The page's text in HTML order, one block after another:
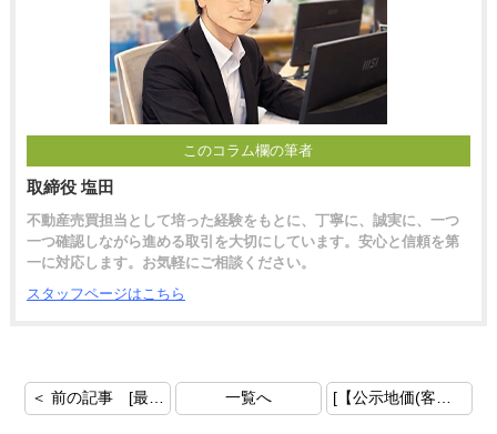
このコラム欄の筆者
取締役 塩田
不動産売買担当として培った経験をもとに、丁寧に、誠実に、一つ
一つ確認しながら進める取引を大切にしています。安心と信頼を第
一に対応します。お気軽にご相談ください。
スタッフページはこちら
＜ 前の記事 [最大の投資は自分自身に] 一覧へ [【公示地価(客観性)】] 次の記事 ＞